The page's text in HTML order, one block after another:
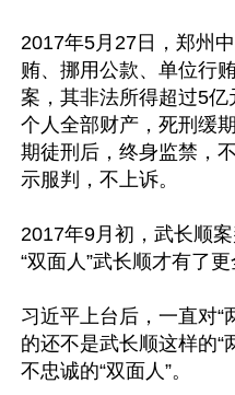
2017年5月27日，郑州
贿、挪用公款、单位行
案，其非法所得超过5
个人全部财产，死刑缓
期徒刑后，终身监禁，
示服判，不上诉。
2017年9月初，武长顺
“双面人”武长顺才有了
习近平上台后，一直对“
的还不是武长顺这样的“
不忠诚的“双面人”。